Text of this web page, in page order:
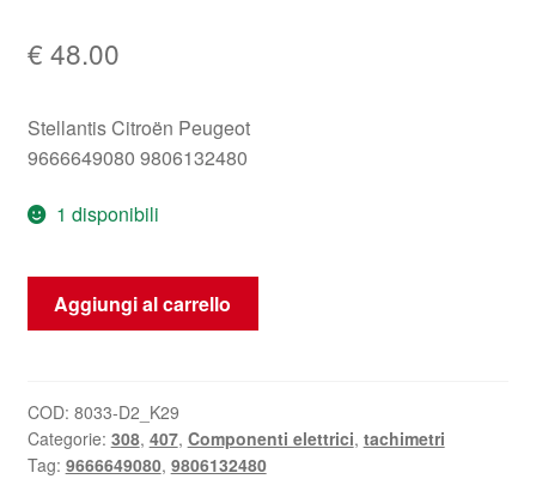
€ 48.00
Stellantis Citroën Peugeot
9666649080 9806132480
1 disponibili
Contachilometri
Peugeot
km
9666649080
9806132480
Aggiungi al carrello
COD: 8033-D2_K29
Categorie: 308, 407, Componenti elettrici, tachimetri
Tag: 9666649080, 9806132480